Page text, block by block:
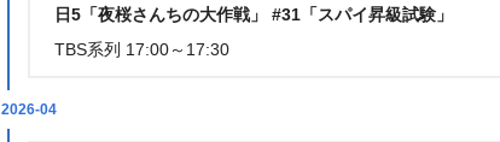
日5「夜桜さんちの大作戦」 #31「スパイ昇級試験」
TBS系列 17:00～17:30
2026-04